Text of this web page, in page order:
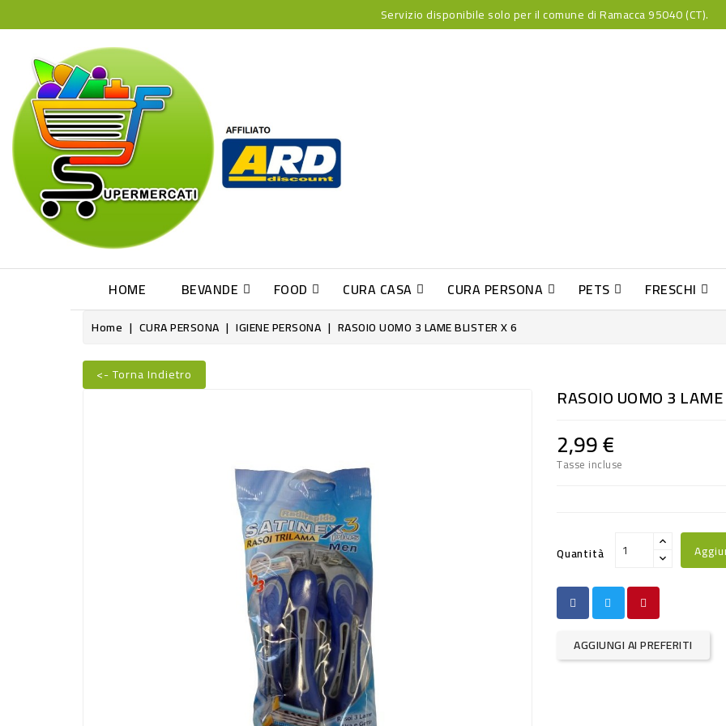
Servizio disponibile solo per il comune di Ramacca 95040 (CT).
HOME BEVANDE FOOD CURA CASA CURA PERSONA PETS FRESCHI
Home CURA PERSONA IGIENE PERSONA RASOIO UOMO 3 LAME BLISTER X 6
<- Torna Indietro
RASOIO UOMO 3
2,99 €
Tasse incluse
Quantità
AGGIUNGI AI PREFERITI